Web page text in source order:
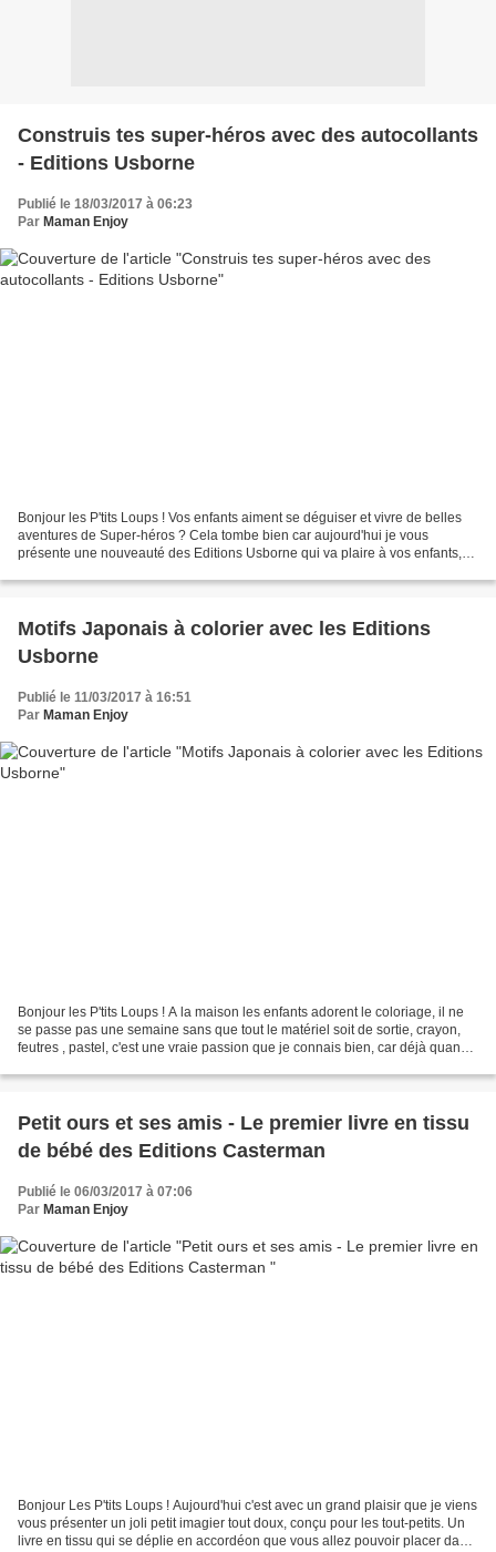
Construis tes super-héros avec des autocollants
- Editions Usborne
Publié le 18/03/2017 à 06:23
Par Maman Enjoy
Bonjour les P'tits Loups ! Vos enfants aiment se déguiser et vivre de belles
aventures de Super-héros ? Cela tombe bien car aujourd'hui je vous
présente une nouveauté des Editions Usborne qui va plaire à vos enfants,
Motifs Japonais à colorier avec les Editions
Usborne
Publié le 11/03/2017 à 16:51
Par Maman Enjoy
Bonjour les P'tits Loups ! A la maison les enfants adorent le coloriage, il ne
se passe pas une semaine sans que tout le matériel soit de sortie, crayon,
feutres , pastel, c'est une vraie passion que je connais bien, car déjà quand
Petit ours et ses amis - Le premier livre en tissu
de bébé des Editions Casterman
Publié le 06/03/2017 à 07:06
Par Maman Enjoy
Bonjour Les P'tits Loups ! Aujourd'hui c'est avec un grand plaisir que je viens
vous présenter un joli petit imagier tout doux, conçu pour les tout-petits. Un
livre en tissu qui se déplie en accordéon que vous allez pouvoir placer dans